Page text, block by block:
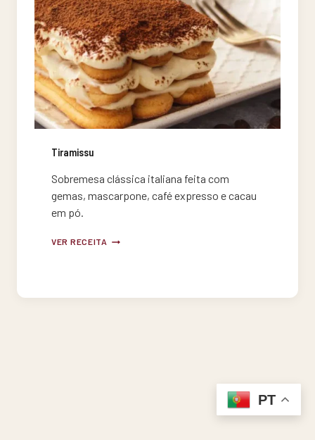
Tiramissu
Sobremesa clássica italiana feita com
gemas, mascarpone, café expresso e cacau
em pó.
VER RECEITA TIRAMISSU
PT